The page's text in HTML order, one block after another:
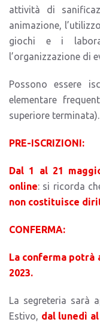
attività di
animazione,
giochi e i
l’organizzazione di
Possono essere
elementare
superiore terminata).
PRE-ISCRIZIONI:
Dal 1 al 21
online: si ricorda
non costituisce
CONFERMA:
La conferma potrà
2023.
La segreteria sarà
Estivo, dal lunedì